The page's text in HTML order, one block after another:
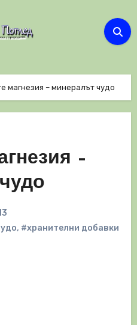
магнезия – минералът чудо
–
, #хранителни добавки